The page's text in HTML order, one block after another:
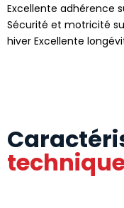
Excellente adhérence
Sécurité et motricité
hiver Excellente